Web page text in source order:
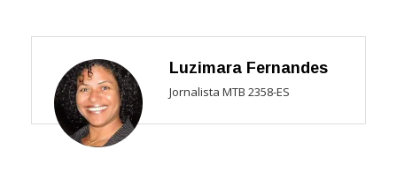
Luzimara Fernandes
Jornalista MTB 2358-ES